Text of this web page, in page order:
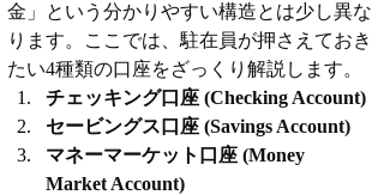
金」という分かりやすい構造とは少し異な
ります。ここでは、駐在員が押さえておき
たい4種類の口座をざっくり解説します。
チェッキング口座 (Checking Account)
セービングス口座 (Savings Account)
マネーマーケット口座 (Money
Market Account)